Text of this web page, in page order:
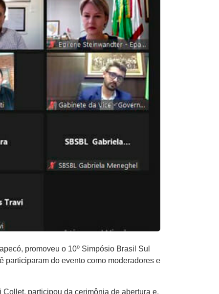
promoveu o 10º Simpósio Brasil Sul
participaram do evento como moderadores e
participou da cerimônia de abertura e,